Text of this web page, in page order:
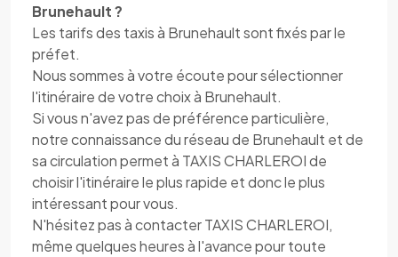
Brunehault ?
Les tarifs des taxis à Brunehault sont fixés par le
préfet.
Nous sommes à votre écoute pour sélectionner
l'itinéraire de votre choix à Brunehault.
Si vous n'avez pas de préférence particulière,
notre connaissance du réseau de Brunehault et de
sa circulation permet à TAXIS CHARLEROI de
choisir l'itinéraire le plus rapide et donc le plus
intéressant pour vous.
N'hésitez pas à contacter TAXIS CHARLEROI,
même quelques heures à l'avance pour toute